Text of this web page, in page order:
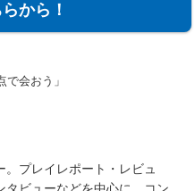
から！
で会おう」
プレイレポート・レビュ